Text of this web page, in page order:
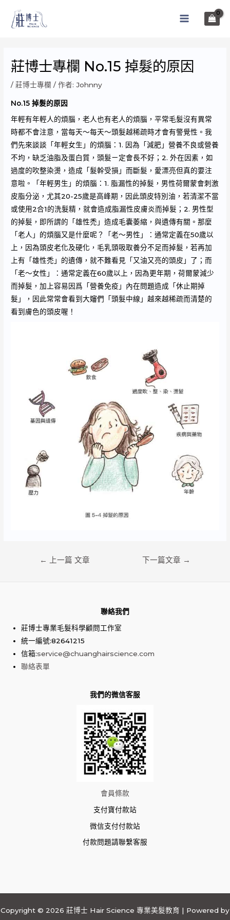
MAIN
莊博士專欄 No.15 掉髮的原因
/莊博士專欄 / 作者:Johnny
No.15 掉髮的原因
年輕有年輕人的煩腦，老人也有老人的煩腦，平常毛髮沒有異常
時都不會注意，當每天～每天～頭髮越稀疏時才會有警覺性。我
們先來談談「年輕女生」的煩腦：1. 因為「減肥」營養不良或營養
不均，缺乏油脂及蛋白質，頭髮ㄧ定會長不好；2. 外在因素，如
過度的吹整染燙，造成「髮幹受損」而斷髮，愛漂亮但真的要注
意啦。「年輕男生」的煩腦：1. 脂漏性的掉髮，男性荷爾蒙會刺激
皮脂分泌，尤其20-25歲是高峰期，因此頭皮特別油，若清潔不當
或使用2合1的洗髮精，就會造成脂漏性皮膚炎而掉髮；2. 男性型
的掉髮，即所謂的「雄性禿」造成毛囊萎縮，與遺傳有關。那麼
「老人」的煩腦又是什麼呢？「老～男性」：通常定義在50歲以
上，因為頭皮老化及硬化，毛乳頭吸取養分不足而掉髮，若再加
上有「雄性禿」的遺傳，就不難看見「又油又亮的頭皮」了；而
「老～女性」：通常定義在60歲以上，因為更年期，荷爾蒙減少
而掉髮，加上容易因爲「營養免疫」內在問題造成「休止期掉
髮」，因此常常會看到大嬸們「頭髮中線」越來越稀疏而清楚的
看到膚色的頭皮喔！
← 上一篇 文章 下一篇文章 →
聯絡我們
莊博士專業毛髮科學顧問工作室
統一編號:82641215
信箱:service@chuanghairscience.com
聯絡表單
我們的微信客服
會員條款
支付寶付款站
微信支付付款站
付款問題請聯繫客服
Copyright © 2026 莊博士 Hair Science 專業美髮教育 | Powered by